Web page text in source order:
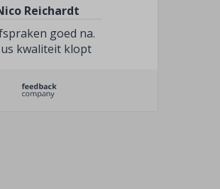
Reichardt
goed na.
kwaliteit klopt